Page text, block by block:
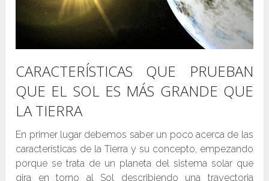
CARACTERÍSTICAS QUE PRUEBAN
QUE EL SOL ES MÁS GRANDE QUE
LA TIERRA
En primer lugar debemos saber un poco acerca de las
características de la Tierra y su concepto, empezando
porque se trata de un planeta del sistema solar que
gira en torno al Sol describiendo una trayectoria